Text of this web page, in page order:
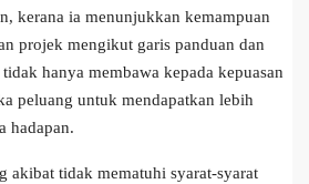
kerana ia menunjukkan kemampuan
projek mengikut garis panduan dan
hanya membawa kepada kepuasan
peluang untuk mendapatkan lebih
hadapan.
akibat tidak mematuhi syarat-syarat